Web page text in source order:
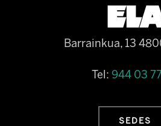
Barrainkua, 13
Tel: 944 03
SEDES